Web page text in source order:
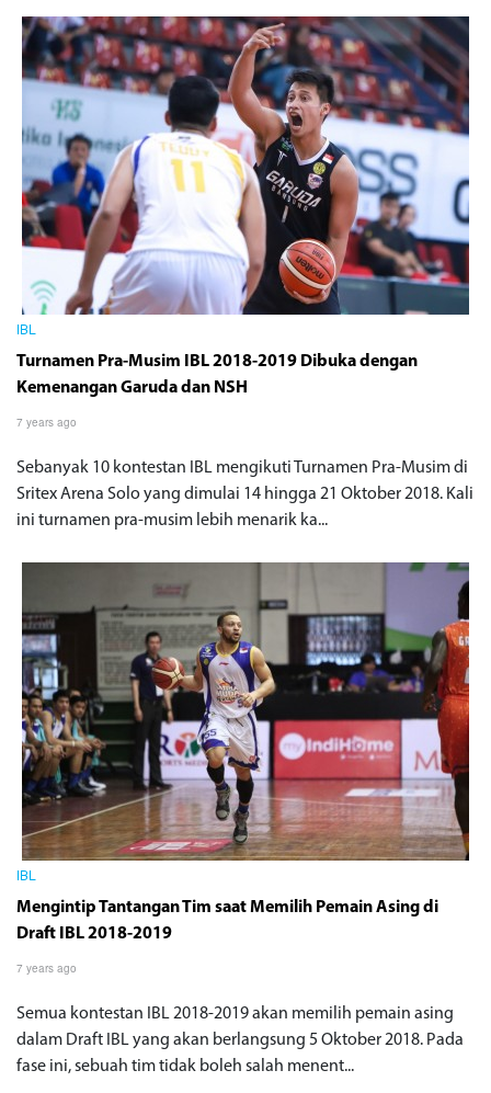
IBL
Turnamen Pra-Musim IBL 2018-2019 Dibuka dengan
Kemenangan Garuda dan NSH
7 years ago
Sebanyak 10 kontestan IBL mengikuti Turnamen Pra-Musim di
Sritex Arena Solo yang dimulai 14 hingga 21 Oktober 2018. Kali
ini turnamen pra-musim lebih menarik ka...
IBL
Mengintip Tantangan Tim saat Memilih Pemain Asing di
Draft IBL 2018-2019
7 years ago
Semua kontestan IBL 2018-2019 akan memilih pemain asing
dalam Draft IBL yang akan berlangsung 5 Oktober 2018. Pada
fase ini, sebuah tim tidak boleh salah menent...